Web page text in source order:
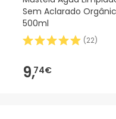
Sem Aclarado
500ml
(22)
9,74€